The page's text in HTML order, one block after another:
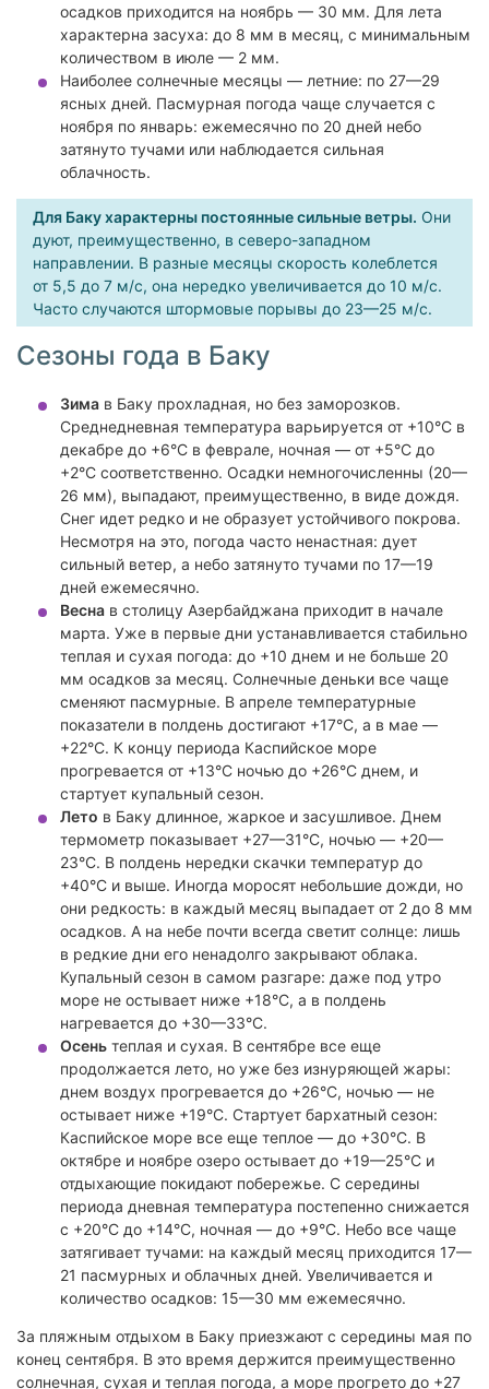
осадков приходится на ноябрь — 30 мм. Для лета
характерна засуха: до 8 мм в месяц, с минимальным
количеством в июле — 2 мм.
Наиболее солнечные месяцы — летние: по 27—29
ясных дней. Пасмурная погода чаще случается с
ноября по январь: ежемесячно по 20 дней небо
затянуто тучами или наблюдается сильная
облачность.
Для Баку характерны постоянные сильные ветры. Они
дуют, преимущественно, в северо-западном
направлении. В разные месяцы скорость колеблется
от 5,5 до 7 м/с, она нередко увеличивается до 10 м/с.
Часто случаются штормовые порывы до 23—25 м/с.
Сезоны года в Баку
Зима в Баку прохладная, но без заморозков.
Среднедневная температура варьируется от +10°C в
декабре до +6°C в феврале, ночная — от +5°C до
+2°C соответственно. Осадки немногочисленны (20—
26 мм), выпадают, преимущественно, в виде дождя.
Снег идет редко и не образует устойчивого покрова.
Несмотря на это, погода часто ненастная: дует
сильный ветер, а небо затянуто тучами по 17—19
дней ежемесячно.
Весна в столицу Азербайджана приходит в начале
марта. Уже в первые дни устанавливается стабильно
теплая и сухая погода: до +10 днем и не больше 20
мм осадков за месяц. Солнечные деньки все чаще
сменяют пасмурные. В апреле температурные
показатели в полдень достигают +17°C, а в мае —
+22°C. К концу периода Каспийское море
прогревается от +13°C ночью до +26°C днем, и
стартует купальный сезон.
Лето в Баку длинное, жаркое и засушливое. Днем
термометр показывает +27—31°C, ночью — +20—
23°C. В полдень нередки скачки температур до
+40°C и выше. Иногда моросят небольшие дожди, но
они редкость: в каждый месяц выпадает от 2 до 8 мм
осадков. А на небе почти всегда светит солнце: лишь
в редкие дни его ненадолго закрывают облака.
Купальный сезон в самом разгаре: даже под утро
море не остывает ниже +18°C, а в полдень
нагревается до +30—33°C.
Осень теплая и сухая. В сентябре все еще
продолжается лето, но уже без изнуряющей жары:
днем воздух прогревается до +26°C, ночью — не
остывает ниже +19°C. Стартует бархатный сезон:
Каспийское море все еще теплое — до +30°C. В
октябре и ноябре озеро остывает до +19—25°C и
отдыхающие покидают побережье. С середины
периода дневная температура постепенно снижается
с +20°C до +14°C, ночная — до +9°C. Небо все чаще
затягивает тучами: на каждый месяц приходится 17—
21 пасмурных и облачных дней. Увеличивается и
количество осадков: 15—30 мм ежемесячно.
За пляжным отдыхом в Баку приезжают с середины мая по
конец сентября. В это время держится преимущественно
солнечная, сухая и теплая погода, а море прогрето до +27